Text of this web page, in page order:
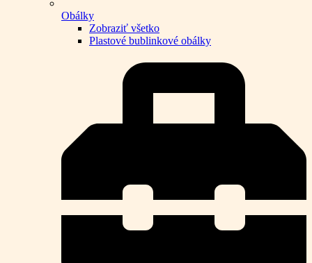
Obálky
Zobraziť všetko
Plastové bublinkové obálky